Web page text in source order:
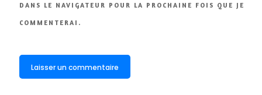
DANS LE NAVIGATEUR POUR LA PROCHAINE FOIS QUE JE
COMMENTERAI.